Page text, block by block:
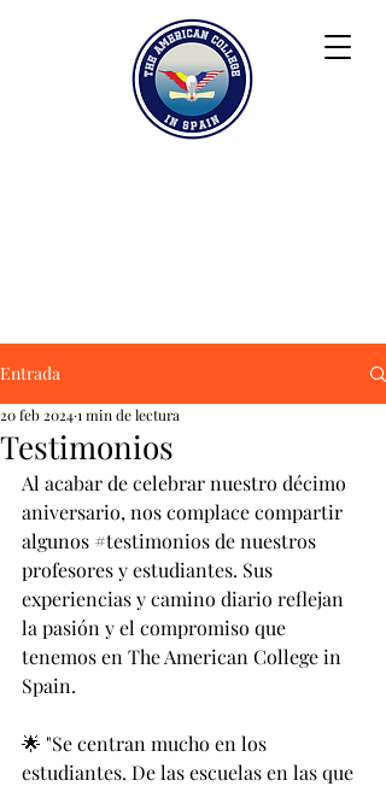
Entrada
Testimonios
20 feb 20241 min de lectura
Al acabar de celebrar nuestro décimo
aniversario, nos complace compartir
algunos #testimonios de nuestros
profesores y estudiantes. Sus
experiencias y camino diario reflejan
la pasión y el compromiso que
tenemos en The American College in
Spain.
🌟 "Se centran mucho en los
estudiantes. De las escuelas en las que